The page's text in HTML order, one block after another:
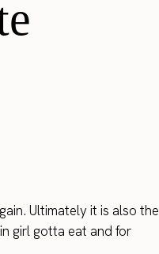
Ultimately it is also the
girl gotta eat and for